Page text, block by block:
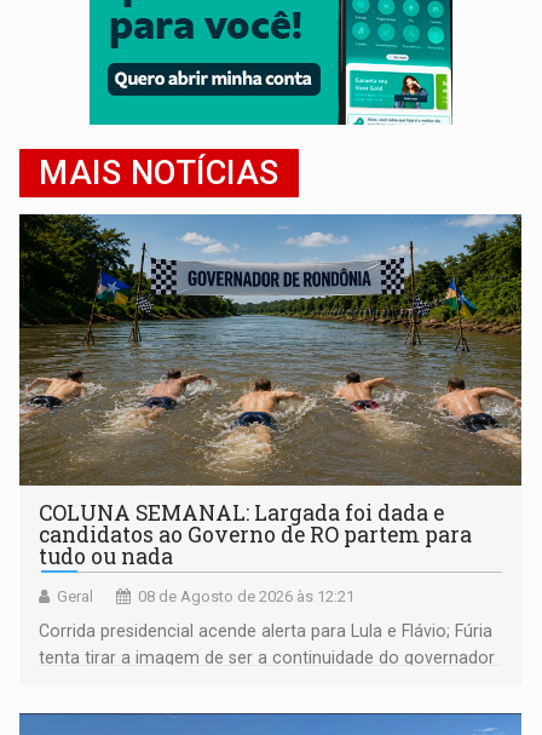
MAIS NOTÍCIAS
COLUNA SEMANAL: Largada foi dada e
candidatos ao Governo de RO partem para
tudo ou nada
Geral 08 de Agosto de 2026 às 12:21
Corrida presidencial acende alerta para Lula e Flávio; Fúria
tenta tirar a imagem de ser a continuidade do governador
não ter entrado no modo eleição; ABAV faz evento em